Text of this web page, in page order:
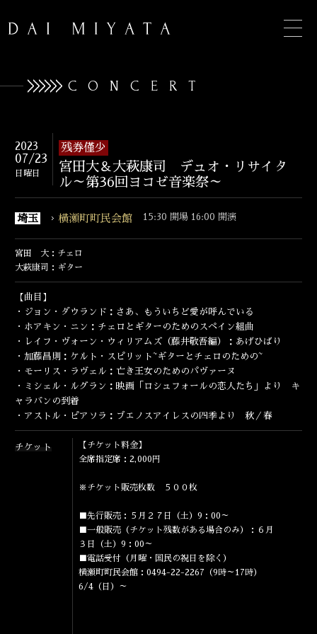
INFORMATION
BIOGRAPHY
DISCOGRAPHY
ENGLISH
CONCERT
2023
07/23
日曜日
残券僅少
宮田大＆大萩康司 デュオ・リサイタ
ル～第36回ヨコゼ音楽祭～
埼玉 横瀬町町民会館 15:30 開場 16:00 開演
宮田 大：チェロ
大萩康司：ギター
【曲目】
・ジョン・ダウランド：さあ、もういちど愛が呼んでいる
・ホアキン・ニン：チェロとギターのためのスペイン組曲
・レイフ・ヴォーン・ウィリアムズ（藤井敬吾編）：あげひばり
・加藤昌則：ケルト・スピリット~ギターとチェロのための~
・モーリス・ラヴェル： 亡き王女のためのパヴァーヌ
・ミシェル・ルグラン：映画「 ロシュフォールの恋人たち」より キ
ャラバンの到着
・アストル・ピアソラ： ブエノスアイレスの四季より 秋／春
チケット
【チケット料金】
全席指定席：2,000円
※チケット販売枚数 ５００枚
■先行販売：５月２７日（土）9：00～
■一般販売（チケット残数がある場合のみ）：６月
３日（土）9：00～
■電話受付（月曜・国民の祝日を除く）
横瀬町町民会館：0494-22-2267（9時～17時）
6/4（日）～